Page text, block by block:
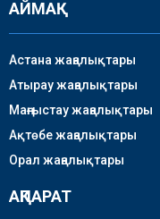
АЙМАҚ
Астана жаңалықтары
Атырау жаңалықтары
Маңғыстау жаңалықтары
Ақтөбе жаңалықтары
Орал жаңалықтары
АҚПАРАТ